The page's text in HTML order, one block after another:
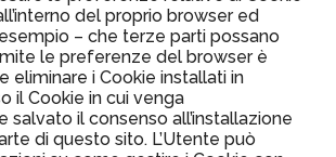
del proprio browser ed
– che terze parti possano
le preferenze del browser è
eliminare i Cookie installati in
il Cookie in cui venga
salvato il consenso all’installazione
di questo sito. L’Utente può